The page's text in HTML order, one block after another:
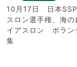
10月17日 日本SSP
スロン選手権、海の
イアスロン ボラン
集